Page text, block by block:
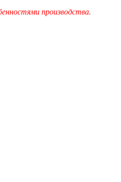
производства.